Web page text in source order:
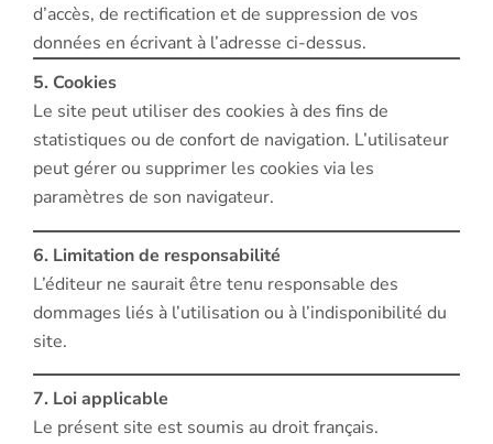
d’accès, de rectification et de suppression de vos
données en écrivant à l’adresse ci-dessus.
5. Cookies
Le site peut utiliser des cookies à des fins de
statistiques ou de confort de navigation. L’utilisateur
peut gérer ou supprimer les cookies via les
paramètres de son navigateur.
6. Limitation de responsabilité
L’éditeur ne saurait être tenu responsable des
dommages liés à l’utilisation ou à l’indisponibilité du
site.
7. Loi applicable
Le présent site est soumis au droit français.